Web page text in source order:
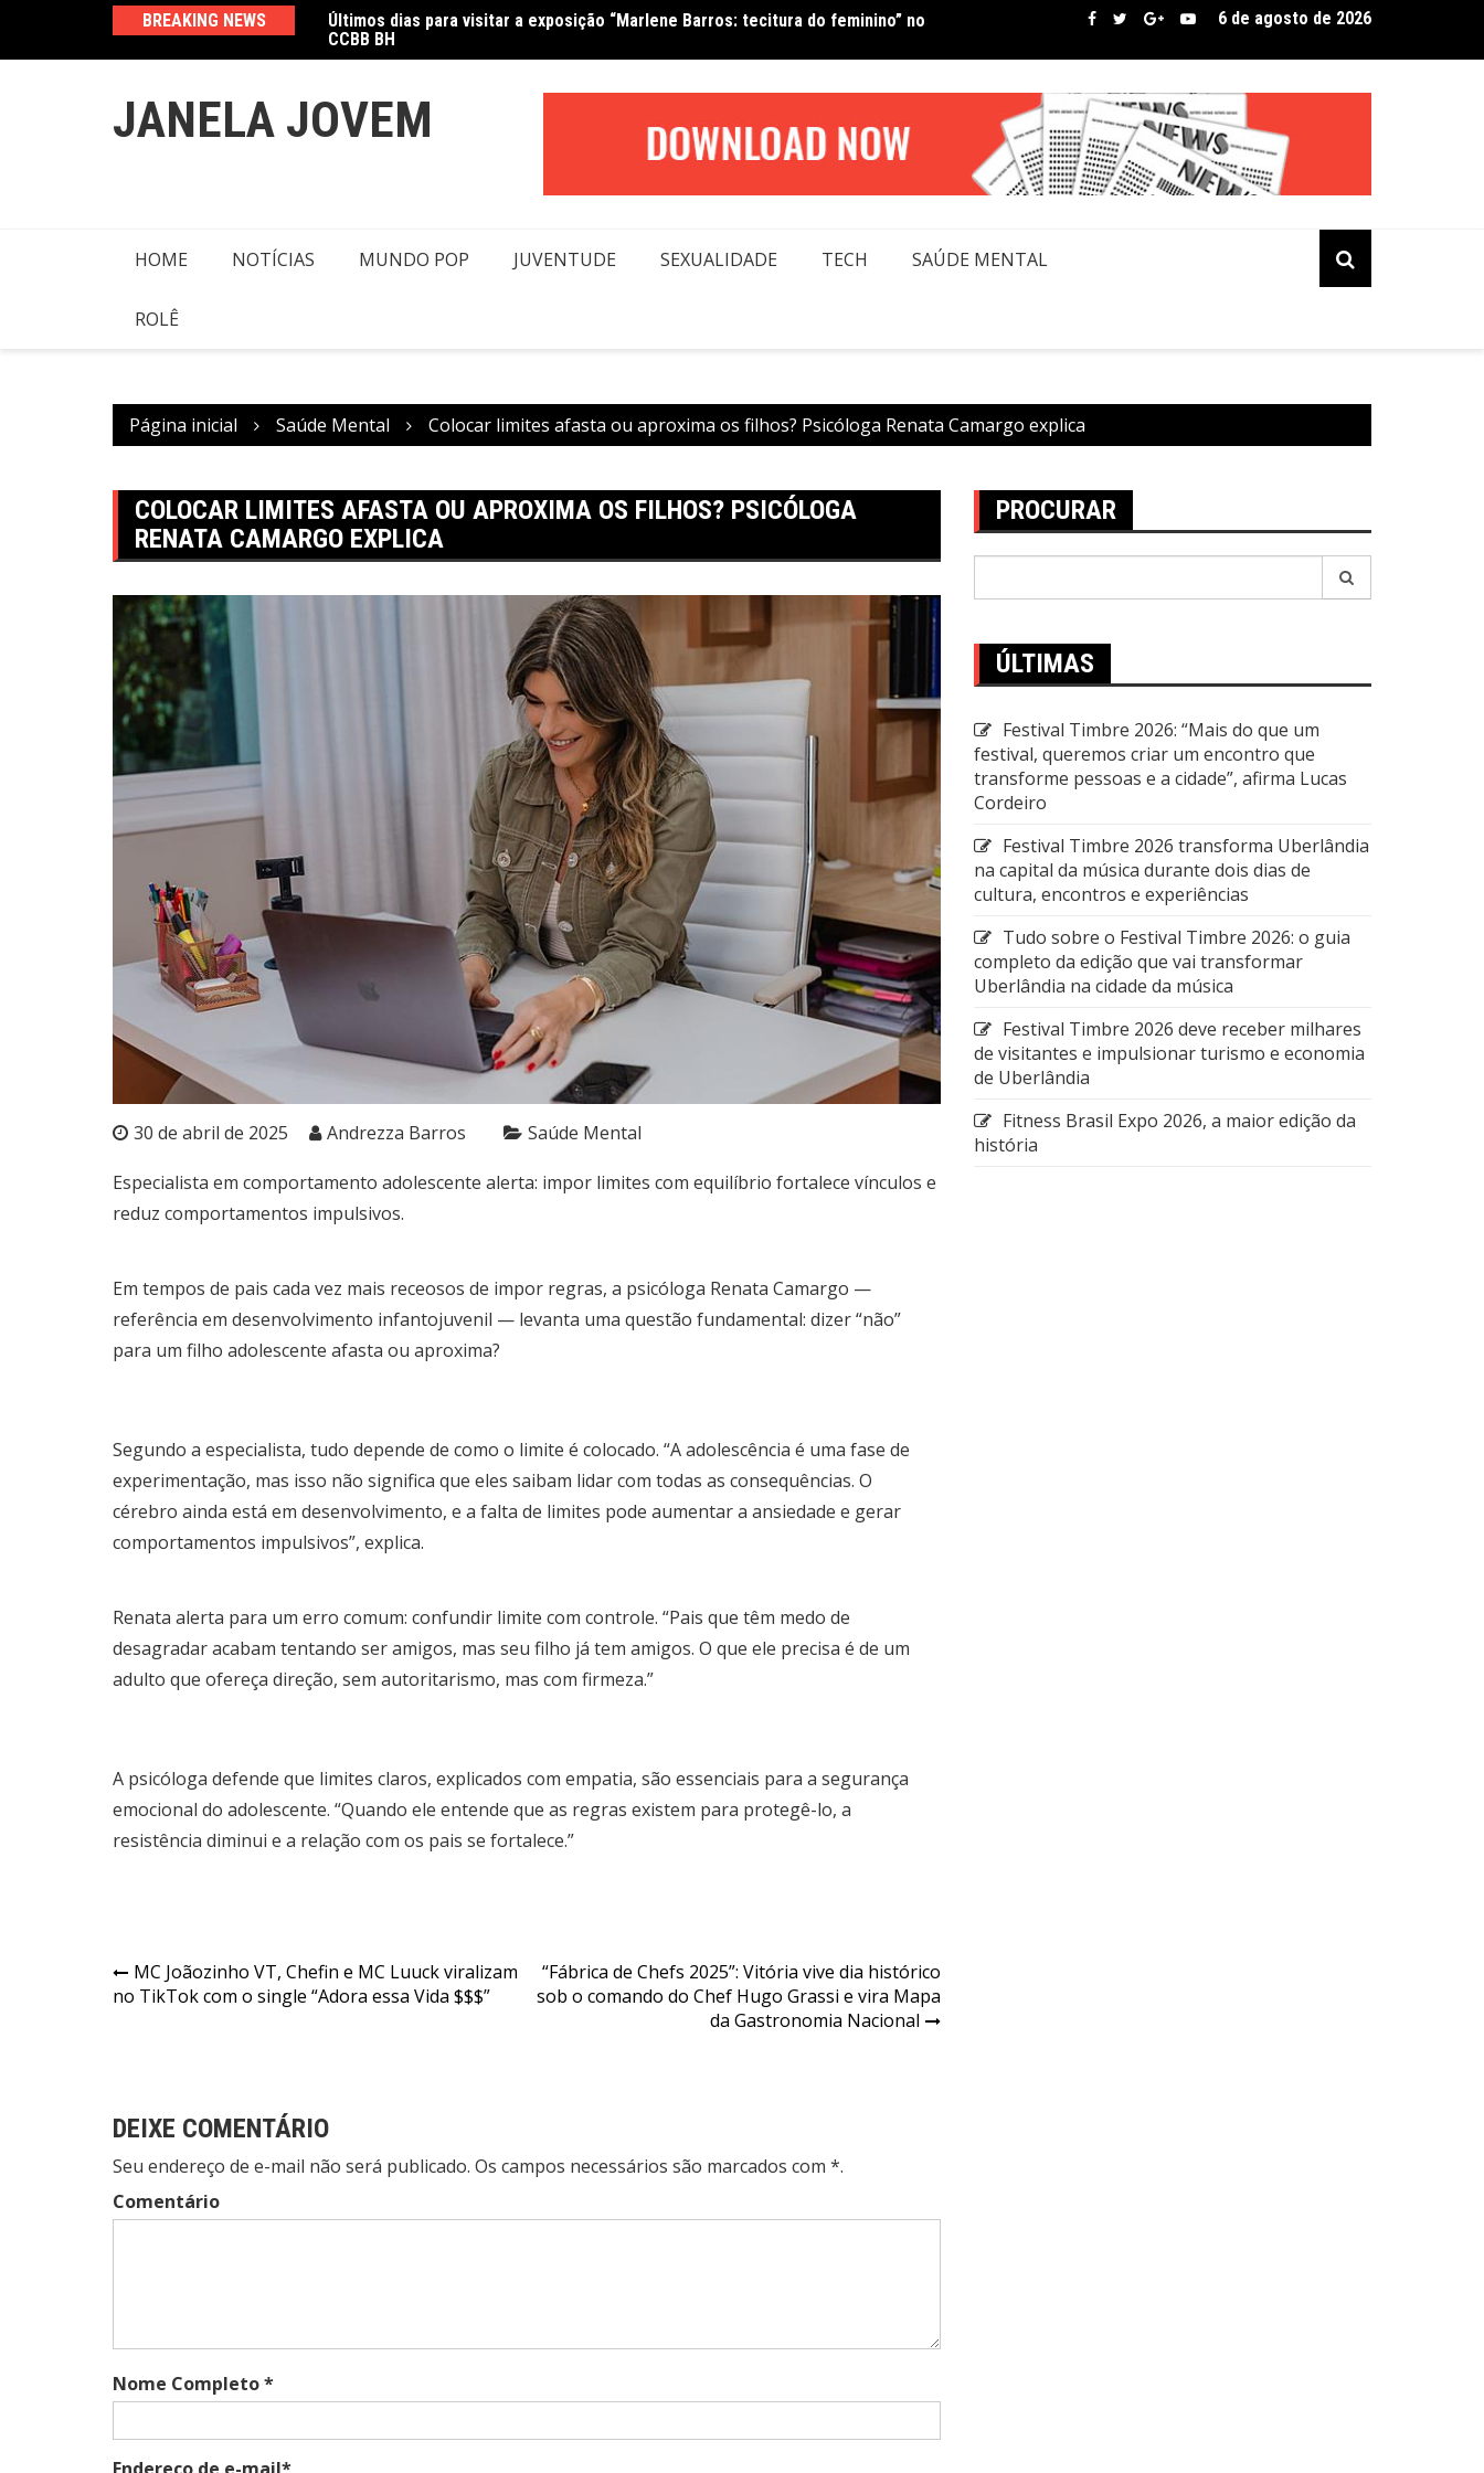
o
BREAKING NEWS
presença no Oscar
Últimos dias para visitar a exposição “Marlene Barros: tecitura do feminino” no
CCBB BH
Amanda Mangili transforma beleza e inclusão em conexão real nas
6 de agosto de 2026
JANELA JOVEM
HOME NOTÍCIAS MUNDO POP JUVENTUDE SEXUALIDADE TECH SAÚDE MENTAL
ROLÊ
Página inicial Saúde Mental Colocar limites afasta ou aproxima os filhos? Psicóloga Renata Camargo explica
COLOCAR LIMITES AFASTA OU APROXIMA OS FILHOS? PSICÓLOGA
RENATA CAMARGO EXPLICA
30 de abril de 2025 Andrezza Barros Saúde Mental
Especialista em comportamento adolescente alerta: impor limites com equilíbrio fortalece vínculos e
reduz comportamentos impulsivos.
Em tempos de pais cada vez mais receosos de impor regras, a psicóloga Renata Camargo —
referência em desenvolvimento infantojuvenil — levanta uma questão fundamental: dizer “não”
para um filho adolescente afasta ou aproxima?
Segundo a especialista, tudo depende de como o limite é colocado. “A adolescência é uma fase de
experimentação, mas isso não significa que eles saibam lidar com todas as consequências. O
cérebro ainda está em desenvolvimento, e a falta de limites pode aumentar a ansiedade e gerar
comportamentos impulsivos”, explica.
Renata alerta para um erro comum: confundir limite com controle. “Pais que têm medo de
desagradar acabam tentando ser amigos, mas seu filho já tem amigos. O que ele precisa é de um
adulto que ofereça direção, sem autoritarismo, mas com firmeza.”
A psicóloga defende que limites claros, explicados com empatia, são essenciais para a segurança
emocional do adolescente. “Quando ele entende que as regras existem para protegê-lo, a
resistência diminui e a relação com os pais se fortalece.”
Navegação
de
MC Joãozinho VT, Chefin e MC Luuck viralizam
no TikTok com o single “Adora essa Vida $$$”
“Fábrica de Chefs 2025”: Vitória vive dia histórico
sob o comando do Chef Hugo Grassi e vira Mapa
da Gastronomia Nacional
DEIXE COMENTÁRIO
Seu endereço de e-mail não será publicado. Os campos necessários são marcados com *.
Comentário
Nome Completo *
PROCURAR
ÚLTIMAS
Festival Timbre 2026: “Mais do que um
festival, queremos criar um encontro que
transforme pessoas e a cidade”, afirma Lucas
Cordeiro
Festival Timbre 2026 transforma Uberlândia
na capital da música durante dois dias de
cultura, encontros e experiências
Tudo sobre o Festival Timbre 2026: o guia
completo da edição que vai transformar
Uberlândia na cidade da música
Festival Timbre 2026 deve receber milhares
de visitantes e impulsionar turismo e economia
de Uberlândia
Fitness Brasil Expo 2026, a maior edição da
história